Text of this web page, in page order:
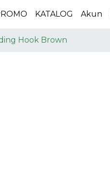
KATALOG Akun
Hook Brown